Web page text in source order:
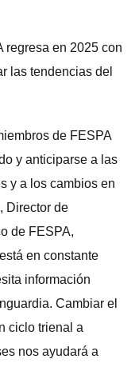
de FESPA
y anticiparse a las
y a los cambios en
Director de
de FESPA,
en constante
información
Cambiar el
ciclo trienal a
nos ayudará a